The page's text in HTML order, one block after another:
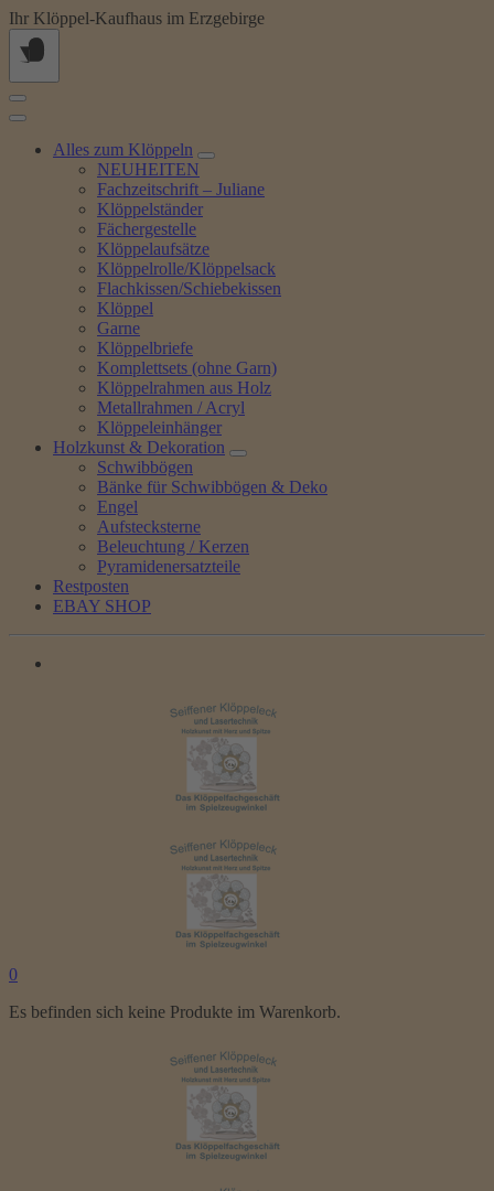
Springe
zum
Inhalt
Ihr Klöppel-Kaufhaus im Erzgebirge
Alles zum Klöppeln
NEUHEITEN
Fachzeitschrift – Juliane
Klöppelständer
Fächergestelle
Klöppelaufsätze
Klöppelrolle/Klöppelsack
Flachkissen/Schiebekissen
Klöppel
Garne
Klöppelbriefe
Komplettsets (ohne Garn)
Klöppelrahmen aus Holz
Metallrahmen / Acryl
Klöppeleinhänger
Holzkunst & Dekoration
Schwibbögen
Bänke für Schwibbögen & Deko
Engel
Aufstecksterne
Beleuchtung / Kerzen
Pyramidenersatzteile
Restposten
EBAY SHOP
0
Es befinden sich keine Produkte im Warenkorb.